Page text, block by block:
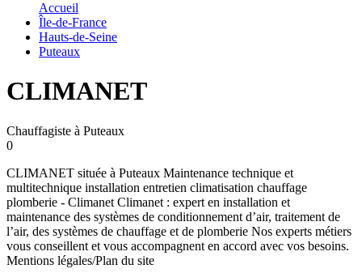
Accueil
Île-de-France
Hauts-de-Seine
Puteaux
CLIMANET
Chauffagiste à Puteaux
0
CLIMANET située à Puteaux Maintenance technique et
multitechnique installation entretien climatisation chauffage
plomberie - Climanet Climanet : expert en installation et
maintenance des systèmes de conditionnement d’air, traitement de
l’air, des systèmes de chauffage et de plomberie Nos experts métiers
vous conseillent et vous accompagnent en accord avec vos besoins.
Mentions légales/Plan du site